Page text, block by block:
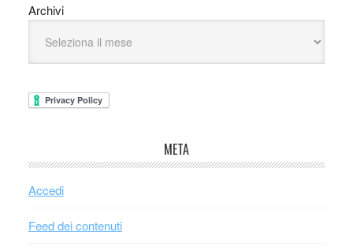
Archivi
META
Accedi
Feed dei contenuti